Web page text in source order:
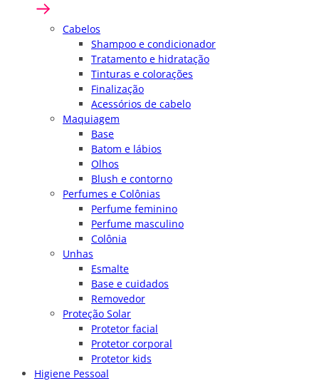
Cabelos
Shampoo e condicionador
Tratamento e hidratação
Tinturas e colorações
Finalização
Acessórios de cabelo
Maquiagem
Base
Batom e lábios
Olhos
Blush e contorno
Perfumes e Colônias
Perfume feminino
Perfume masculino
Colônia
Unhas
Esmalte
Base e cuidados
Removedor
Proteção Solar
Protetor facial
Protetor corporal
Protetor kids
Higiene Pessoal